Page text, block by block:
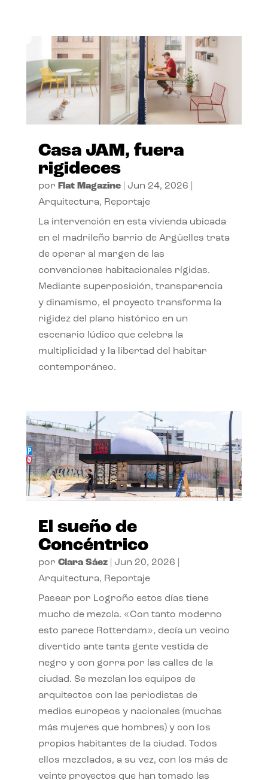
Casa JAM, fuera
rigideces
por Flat Magazine| Jun 24, 2026
Arquitectura, Reportaje
La intervención en esta vivienda ubicada
en el madrileño barrio de Argüelles trata
de operar al margen de las
convenciones habitacionales rígidas.
Mediante superposición, transparencia
y dinamismo, el proyecto transforma la
rigidez del plano histórico en un
escenario lúdico que celebra la
multiplicidad y la libertad del habitar
contemporáneo.
El sueño de
Concéntrico
por Clara Sáez| Jun 20, 2026
Arquitectura, Reportaje
Pasear por Logroño estos días tiene
mucho de mezcla. «Con tanto moderno
esto parece Rotterdam», decía un vecino
divertido ante tanta gente vestida de
negro y con gorra por las calles de la
ciudad. Se mezclan los equipos de
arquitectos con las periodistas de
medios europeos y nacionales (muchas
más mujeres que hombres) y con los
propios habitantes de la ciudad. Todos
ellos mezclados, a su vez, con los más de
veinte proyectos que han tomado las